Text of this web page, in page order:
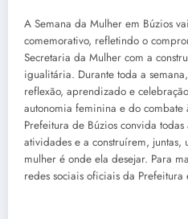
A Semana da Mulher em Búzios
comemorativo, refletindo o
Secretaria da Mulher com a
igualitária. Durante toda a
reflexão, aprendizado e
autonomia feminina e do
Prefeitura de Búzios convida
atividades e a construírem,
mulher é onde ela desejar. Para
redes sociais oficiais da